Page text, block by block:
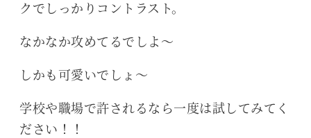
クでしっかりコントラスト。
なかなか攻めてるでしよ～
しかも可愛いでしょ～
学校や職場で許されるなら一度は試してみてく
ださい！！